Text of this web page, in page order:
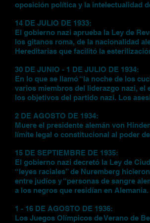
oposición política y la intelectualidad
14 DE JULIO DE 1933:
El gobierno nazi aprueba la Ley de
los gitanos roma, de la nacionalidad
Hereditarias que facilitó la
30 DE JUNIO - 1 DE JULIO DE 1934:
En lo que se llamó “la noche de los
varios miembros del liderazgo nazi, el
los objetivos del partido nazi. Los
2 DE AGOSTO DE 1934:
Muere el presidente alemán von
límite legal o constitucional al poder
15 DE SEPTIEMBRE DE 1935:
El gobierno nazi decretó la Ley de
“leyes raciales” de Nuremberg
entre judíos y “personas de sangre
a los negros que residían en Alemania.
1 - 16 DE AGOSTO DE 1936:
Los Juegos Olímpicos de Verano de